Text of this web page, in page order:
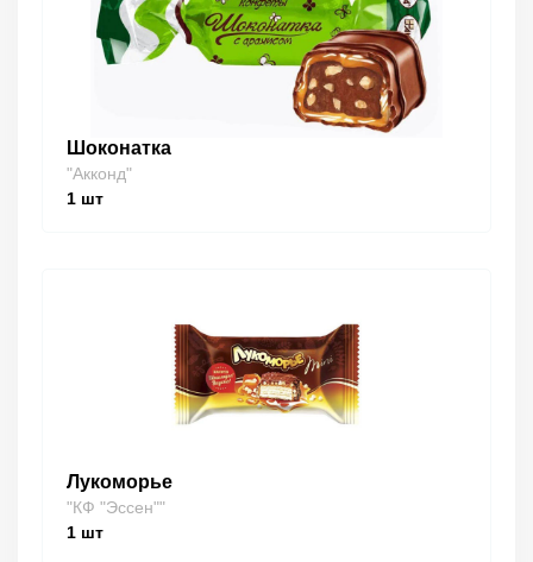
Шоконатка
"Акконд"
1 шт
Лукоморье
"КФ "Эссен""
1 шт